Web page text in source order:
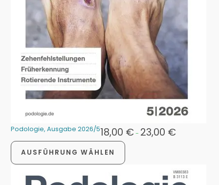
Podologie, Ausgabe 2026/518,00 €- 23,00 €
AUSFÜHRUNG WÄHLEN